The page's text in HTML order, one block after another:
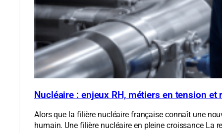
Nucléaire : enjeux RH, métiers en tension et
Alors que la filière nucléaire française connaît une
humain. Une filière nucléaire en pleine croissance​ La